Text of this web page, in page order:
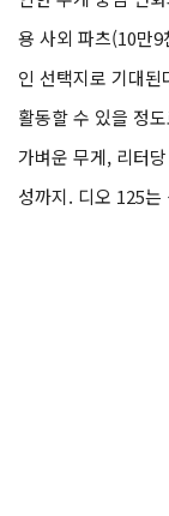
용 사외 파츠(10만
인 선택지로 기대
활동할 수 있을 정
가벼운 무게, 리터
성까지. 디오 125